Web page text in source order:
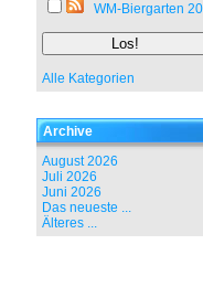
WM-Biergarten
Alle Kategorien
Archive
August 2026
Juli 2026
Juni 2026
Das neueste ...
Älteres ...